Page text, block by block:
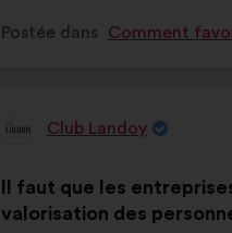
Postée dans Comment
Proposition
:
Club Landoy
de
la
Il faut que les
valorisation des
pour
répartition